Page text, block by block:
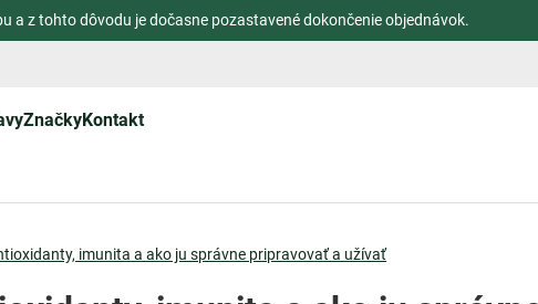
a z tohto dôvodu je dočasne pozastavené dokončenie objednávok.
ZnačkyKontakt
imunita a ako ju správne pripravovať a užívať